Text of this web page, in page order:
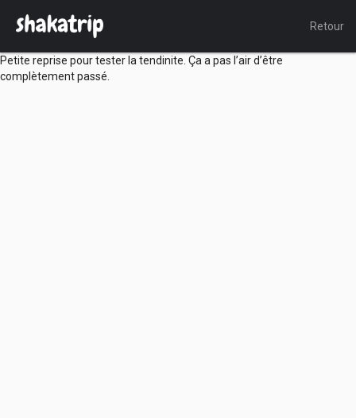
Retour
Petite reprise pour tester la tendinite. Ça a pas l’air d’être
complètement passé.